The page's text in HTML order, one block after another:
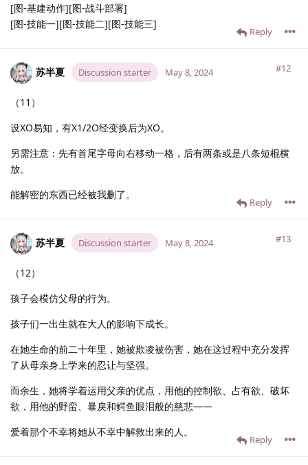
[图-基建动作][图-战斗部署]
[图-技能一][图-技能二][图-技能三]
Reply
苏半夏 Discussion starter #12
May 8, 2024
（11）
设XO易知，有X1/2O经变换后为XO。
另需注意：先有首尾字母向右移动一格，后有两条或是八条短棍横
放。
能解密的东西已经被我删了。
Reply
苏半夏 Discussion starter #13
May 8, 2024
（12）
孩子会模仿父母的行为。
孩子们一出生就在大人的影响下成长。
在她生命的前二十年里，她被欺凌被伤害，她在这过程中充分发挥
了从母亲身上学来的忍让与坚强。
而余生，她将学着运用父亲的优点，用他的控制欲、占有欲、破坏
欲，用他的野蛮、暴戾和鳄鱼眼泪般的慈悲——
爱着那个不幸将她从不幸中解救出来的人。
Reply